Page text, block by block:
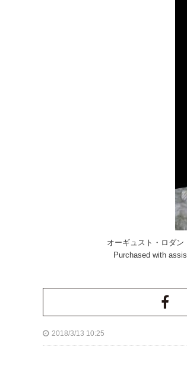
オーギュスト・ロダ
Purchased with
2018/3/13 10:25